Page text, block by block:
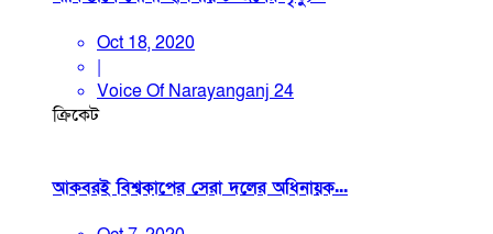
Oct 18, 2020
|
Voice Of Narayanganj 24
ক্রিকেট
আকবরই বিশ্বকাপের সেরা দলের অধিনায়ক...